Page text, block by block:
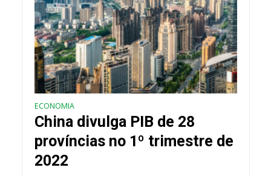
ECONOMIA
China divulga PIB de 28
províncias no 1º trimestre de
2022